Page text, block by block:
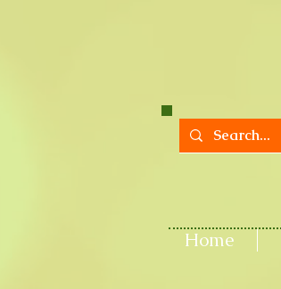
Home